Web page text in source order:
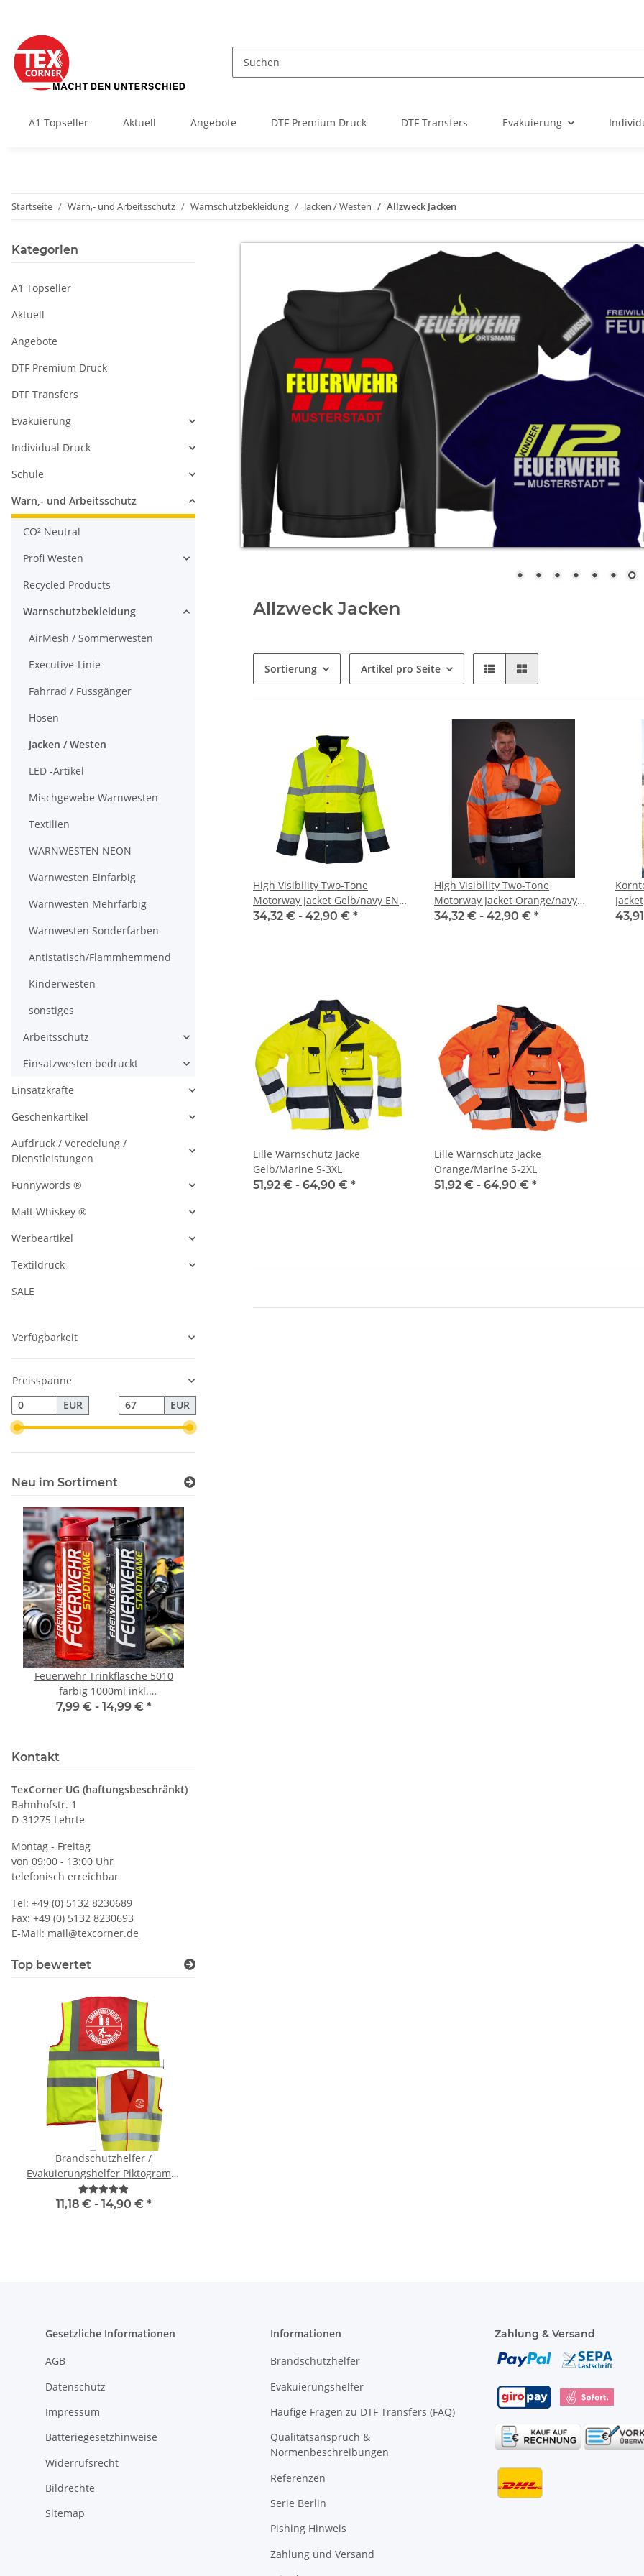
A1 Topseller Aktuell Angebote DTF Premium Druck DTF Transfers Evakuierung
Startseite Warn,- und Arbeitsschutz Warnschutzbekleidung Jacken / Westen Allzweck Jacken
Allzweck Jacken
Sortierung Artikel pro Seite
High Visibility Two-Tone
Motorway Jacket Gelb/navy EN
ISO20471
34,32 € - 42,90 € *
High Visibility Two-Tone
Motorway Jacket Orange/navy
EN ISO20471 / GO/RT 3279
34,32 € - 42,90 € *
Jacket
Lille Warnschutz Jacke
Gelb/Marine S-3XL
51,92 € - 64,90 € *
Lille Warnschutz Jacke
Orange/Marine S-2XL
51,92 € - 64,90 € *
Kategorien
A1 Topseller
Aktuell
Angebote
DTF Premium Druck
DTF Transfers
Evakuierung
Individual Druck
Schule
Warn,- und Arbeitsschutz
CO² Neutral
Profi Westen
Recycled Products
Warnschutzbekleidung
AirMesh / Sommerwesten
Executive-Linie
Fahrrad / Fussgänger
Hosen
Jacken / Westen
LED -Artikel
Mischgewebe Warnwesten
Textilien
WARNWESTEN NEON
Warnwesten Einfarbig
Warnwesten Mehrfarbig
Warnwesten Sonderfarben
Antistatisch/Flammhemmend
Kinderwesten
sonstiges
Arbeitsschutz
Einsatzwesten bedruckt
Einsatzkräfte
Geschenkartikel
Aufdruck / Veredelung /
Dienstleistungen
Funnywords ®
Malt Whiskey ®
Werbeartikel
Textildruck
SALE
Verfügbarkeit
Preisspanne
EUR
EUR
Neu im Sortiment
Feuerwehr Trinkflasche 5010
farbig 1000ml inkl.
Wunschnamen
7,99 € - 14,99 € *
Kontakt
TexCorner UG (haftungsbeschränkt)
Bahnhofstr. 1
D-31275 Lehrte
Montag - Freitag
von 09:00 - 13:00 Uhr
telefonisch erreichbar
Tel: +49 (0) 5132 8230689
Fax: +49 (0) 5132 8230693
E-Mail: mail@texcorner.de
Top bewertet
Brandschutzhelfer /
Evakuierungshelfer Piktogramm
Weste rot/gelb S-3XL
11,18 € - 14,90 € *
Gesetzliche Informationen
AGB
Datenschutz
Impressum
Batteriegesetzhinweise
Widerrufsrecht
Bildrechte
Sitemap
Informationen
Brandschutzhelfer
Evakuierungshelfer
Häufige Fragen zu DTF Transfers (FAQ)
Qualitätsanspruch &
Normenbeschreibungen
Referenzen
Serie Berlin
Pishing Hinweis
Zahlung und Versand
Zahlung & Versand